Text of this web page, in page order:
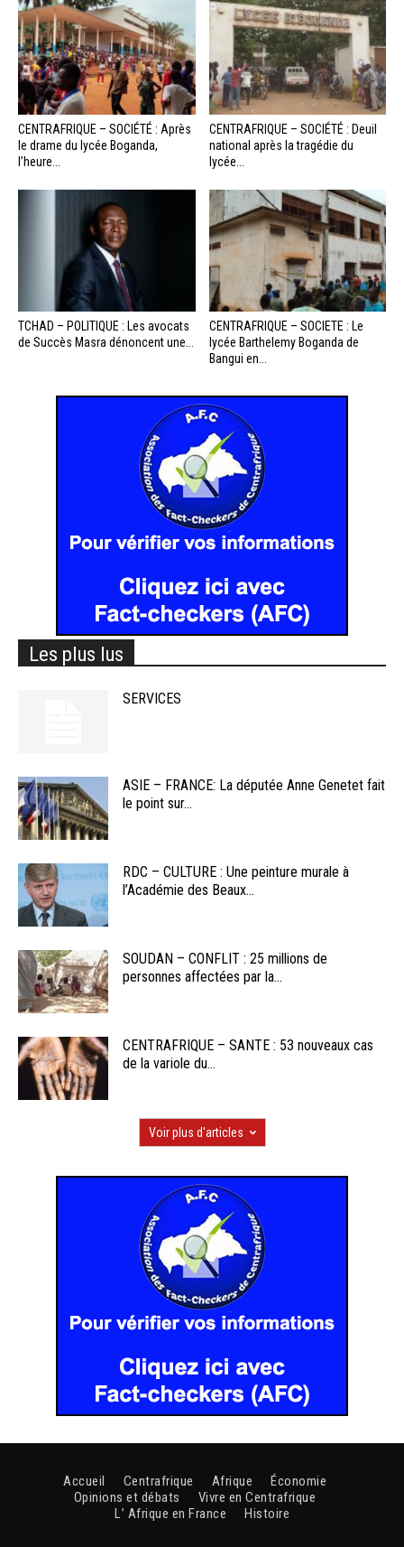
CENTRAFRIQUE – SOCIÉTÉ : Après
le drame du lycée Boganda,
l’heure...
CENTRAFRIQUE – SOCIÉTÉ : Deuil
national après la tragédie du
lycée...
TCHAD – POLITIQUE : Les avocats
de Succès Masra dénoncent une...
CENTRAFRIQUE – SOCIETE : Le
lycée Barthelemy Boganda de
Bangui en...
Les plus lus
SERVICES
ASIE – FRANCE: La députée Anne Genetet fait
le point sur...
RDC – CULTURE : Une peinture murale à
l’Académie des Beaux...
SOUDAN – CONFLIT : 25 millions de
personnes affectées par la...
CENTRAFRIQUE – SANTE : 53 nouveaux cas
de la variole du...
Voir plus d'articles
Accueil Centrafrique Afrique
Économie
Opinions et débats
Vivre en Centrafrique
L’ Afrique en France
Histoire